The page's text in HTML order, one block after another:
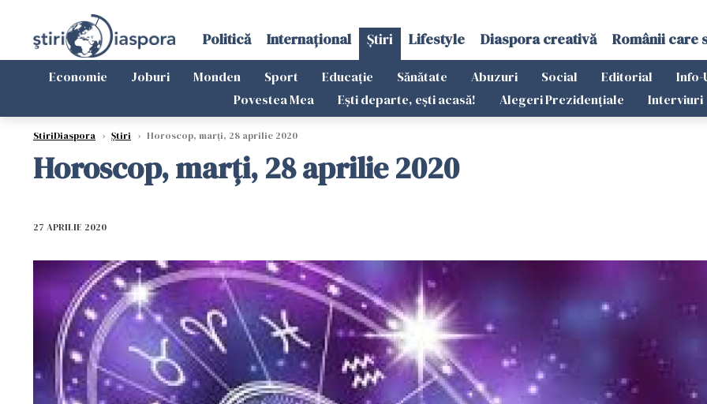
Politică Internațional Știri Lifestyle Diaspora creativă Românii care
Economie Joburi Monden Sport Educație Sănătate Abuzuri Social Editorial Info-
Povestea Mea
Ești departe, ești acasă! Alegeri Prezidențiale Interviuri
StiriDiaspora › Știri › Horoscop, marți, 28 aprilie 2020
Horoscop, marți, 28 aprilie 2020
27 APRILIE 2020